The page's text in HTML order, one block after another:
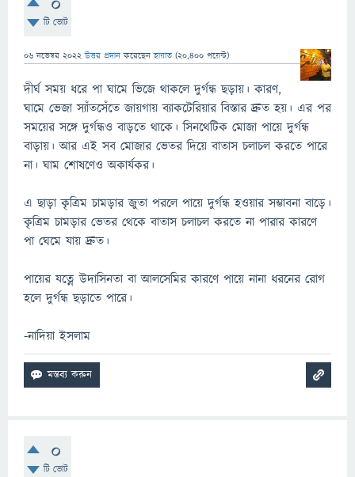
টি ভোট
06 নভেম্বর 2022 উত্তর প্রদান করেছেনহায়াত (20,400 পয়েন্ট)
দীর্ঘ সময় ধরে পা ঘামে ভিজে থাকলে দুর্গন্ধ ছড়ায়। কারণ,
ঘামে ভেজা স্যাঁতসেঁতে জায়গায় ব্যাকটেরিয়ার বিস্তার দ্রুত হয়। এর পর
সময়ের সঙ্গে দুর্গন্ধও বাড়তে থাকে। সিনথেটিক মোজা পায়ে দুর্গন্ধ
বাড়ায়। আর এই সব মোজার ভেতর দিয়ে বাতাস চলাচল করতে পারে
না। ঘাম শোষণেও অকার্যকর।
এ ছাড়া কৃত্রিম চামড়ার জুতা পরলে পায়ে দুর্গন্ধ হওয়ার সম্ভাবনা বাড়ে।
কৃত্রিম চামড়ার ভেতর থেকে বাতাস চলাচল করতে না পারার কারণে
পা ঘেমে যায় দ্রুত।
পায়ের যত্নে উদাসিনতা বা আলসেমির কারণে পায়ে নানা ধরনের রোগ
হলে দুর্গন্ধ ছড়াতে পারে।
-নাদিয়া ইসলাম
0
টি ভোট